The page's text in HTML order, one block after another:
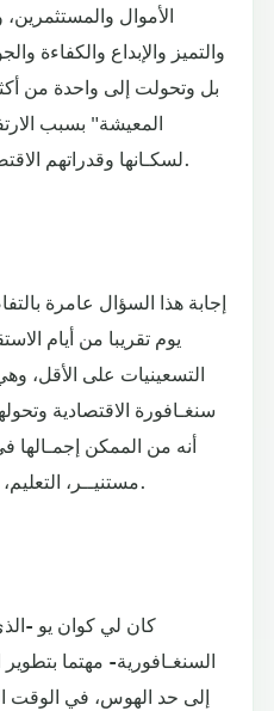
الأموال والمستثمرين،
والتميز والإبداع والكفاءة
بل وتحولت إلى واحدة من
المعيشة" بسبب
لسكـانها وقدراتهم الاقتصـادية على المستوى الفردي.
إجابة هذا السؤال عامرة
التسعينيات على الأقل،
سنغـافورة الاقتصادية
أنه من الممكن إجمـالها
مستنيــر، التعليم، ضـرب الفسـاد بكل الوسائل.
كان لي كوان يو -
السنغـافورية- مهتما
إلى حد الهوس، في الوقت